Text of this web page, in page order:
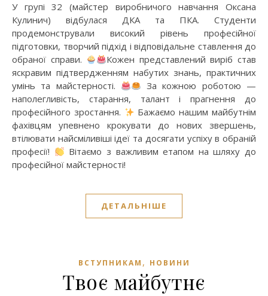
У групі 32 (майстер виробничого навчання Оксана
Кулинич) відбулася ДКА та ПКА. Студенти
продемонстрували високий рівень професійної
підготовки, творчий підхід і відповідальне ставлення до
обраної справи.
Кожен представлений виріб став
яскравим підтвердженням набутих знань, практичних
умінь та майстерності.
За кожною роботою —
наполегливість, старання, талант і прагнення до
професійного зростання.
Бажаємо нашим майбутнім
фахівцям упевнено крокувати до нових звершень,
втілювати найсміливіші ідеї та досягати успіху в обраній
професії!
Вітаємо з важливим етапом на шляху до
професійної майстерності!
ДЕТАЛЬНІШЕ
ВСТУПНИКАМ , НОВИНИ
Твоє майбутнє